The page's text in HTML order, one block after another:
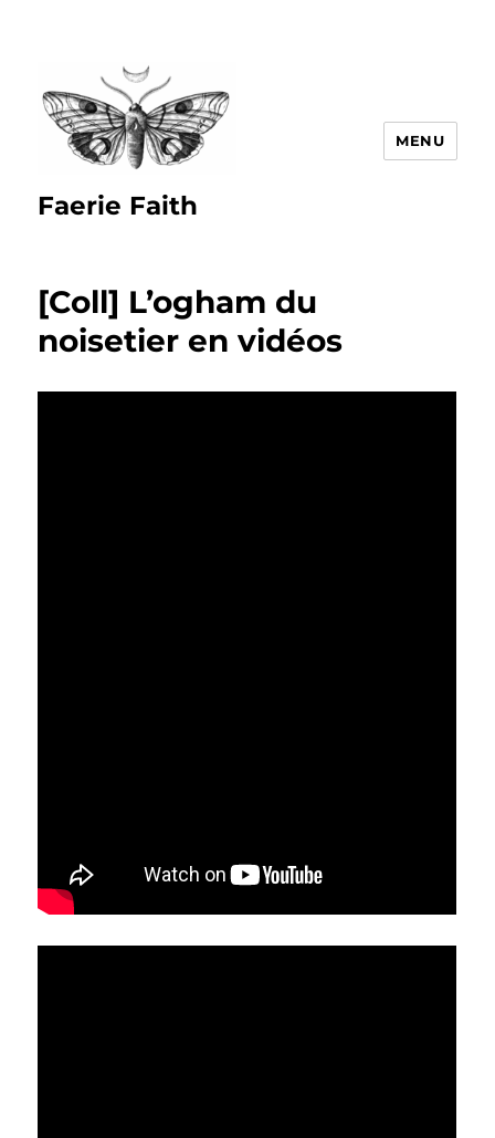
Faerie Faith
MENU
[Coll] L’ogham du
noisetier en vidéos